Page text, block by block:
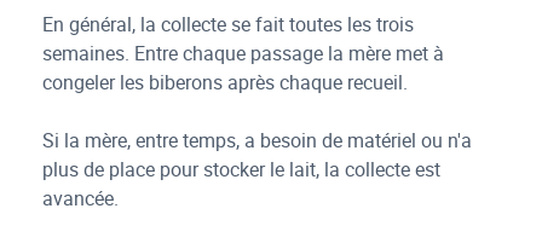
En général, la collecte se fait toutes les trois
semaines. Entre chaque passage la mère met à
congeler les biberons après chaque recueil.
Si la mère, entre temps, a besoin de matériel ou n'a
plus de place pour stocker le lait, la collecte est
avancée.